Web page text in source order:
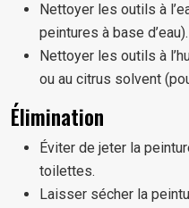
Nettoyer les outils à
peintures à base d’eau).
Nettoyer les outils à
ou au citrus solvent
Élimination
Éviter de jeter la
toilettes.
Laisser sécher la